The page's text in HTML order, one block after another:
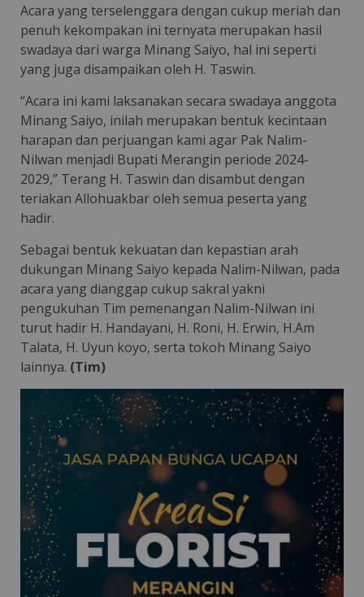
Acara yang terselenggara dengan cukup meriah dan
penuh kekompakan ini ternyata merupakan hasil
swadaya dari warga Minang Saiyo, hal ini seperti
yang juga disampaikan oleh H. Taswin.
“Acara ini kami laksanakan secara swadaya anggota
Minang Saiyo, inilah merupakan bentuk kecintaan
harapan dan perjuangan kami agar Pak Nalim-
Nilwan menjadi Bupati Merangin periode 2024-
2029,” Terang H. Taswin dan disambut dengan
teriakan Allohuakbar oleh semua peserta yang
hadir.
Sebagai bentuk kekuatan dan kepastian arah
dukungan Minang Saiyo kepada Nalim-Nilwan, pada
acara yang dianggap cukup sakral yakni
pengukuhan Tim pemenangan Nalim-Nilwan ini
turut hadir H. Handayani, H. Roni, H. Erwin, H.Am
Talata, H. Uyun koyo, serta tokoh Minang Saiyo
lainnya. (Tim)